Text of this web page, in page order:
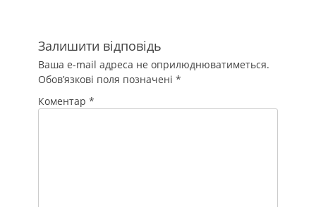
Залишити відповідь
Ваша e-mail адреса не оприлюднюватиметься.
Обов’язкові поля позначені *
Коментар *